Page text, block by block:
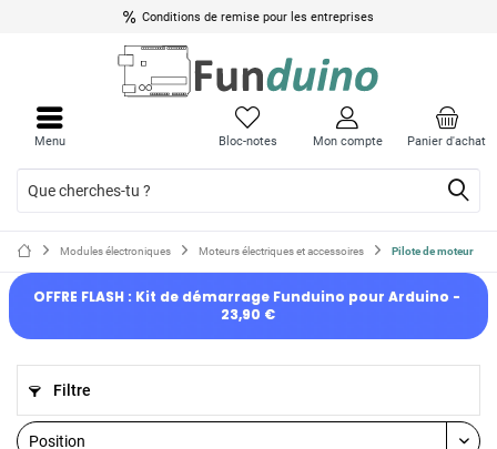
Conditions de remise pour les entreprises
Panier d'achat
Bloc-notes Mon compte
Menu
Modules électroniques Moteurs électriques et accessoires Pilote de moteur
OFFRE FLASH : Kit de démarrage Funduino pour Arduino -
23,90 €
Filtre